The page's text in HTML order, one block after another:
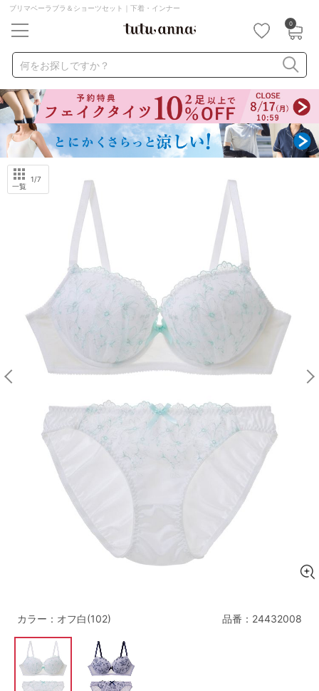
ブリマベーラブラ＆ショーツセット｜下着・インナー
0
何をお探しですか？
ナイトブラ ノンワイヤー 特盛ブラ
チューブトップ
折り畳み
パジャマ ストッキング
キャミソール
ルームウェア
カテゴリから探す
レッグウェア 下着
ルームウェア ライフスタイル
メンズ キッズ
マタニティ ギフトラッピング
サイズからブラを探す
A70 A75
B70
C70
D75 D85
F65 F70 F75
G65 G75
H70
～999円
一覧
1/7
品番： 24432008
カラー：オフ白(102)